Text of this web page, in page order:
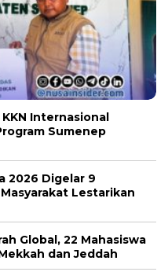
Internasional
Sumenep
2026 Digelar 9
Lestarikan
Global, 22 Mahasiswa
dan Jeddah